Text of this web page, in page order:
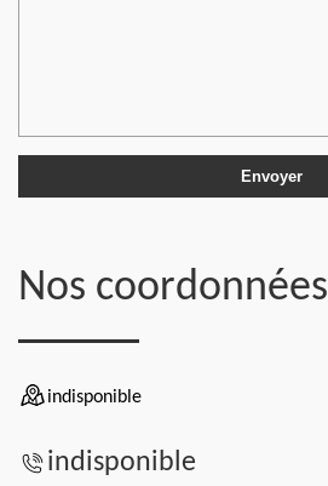
Nos coordonnées
indisponible
indisponible